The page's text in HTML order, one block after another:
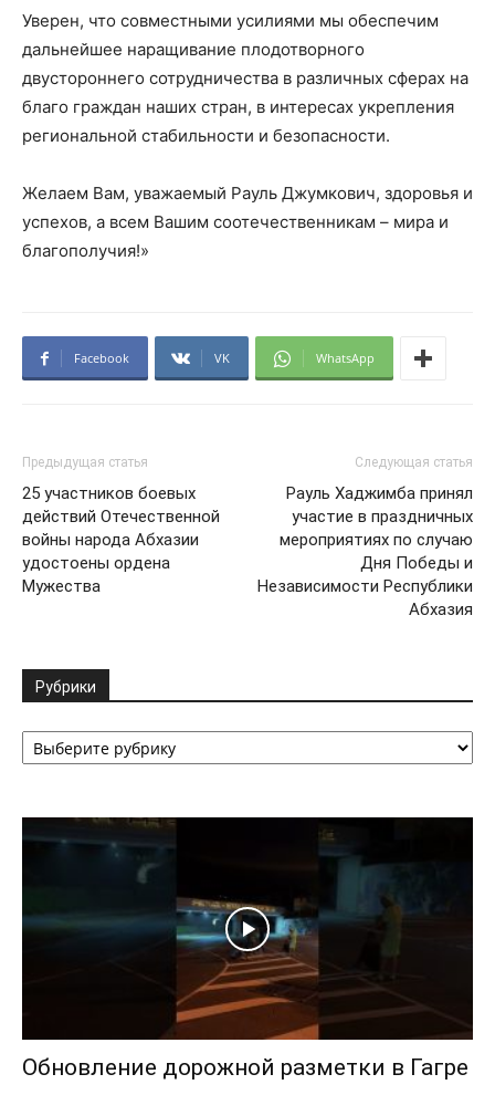
Уверен, что совместными усилиями мы обеспечим
дальнейшее наращивание плодотворного
двустороннего сотрудничества в различных сферах на
благо граждан наших стран, в интересах укрепления
региональной стабильности и безопасности.
Желаем Вам, уважаемый Рауль Джумкович, здоровья и
успехов, а всем Вашим соотечественникам – мира и
благополучия!»
Facebook VK WhatsApp
Предыдущая статья
25 участников боевых
действий Отечественной
войны народа Абхазии
удостоены ордена
Мужества
Следующая статья
Рауль Хаджимба принял
участие в праздничных
мероприятиях по случаю
Дня Победы и
Независимости Республики
Абхазия
Рубрики
Рубрики
Обновление дорожной разметки в Гагре